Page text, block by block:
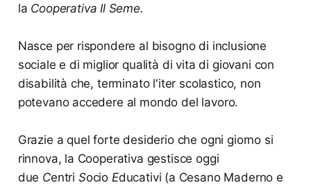
la Cooperativa Il Seme.
Nasce per rispondere al bisogno di inclusione
sociale e di miglior qualità di vita di giovani con
disabilità che, terminato l'iter scolastico, non
potevano accedere al mondo del lavoro.
Grazie a quel forte desiderio che ogni giorno si
rinnova, la Cooperativa gestisce oggi
due Centri Socio Educativi (a Cesano Maderno e